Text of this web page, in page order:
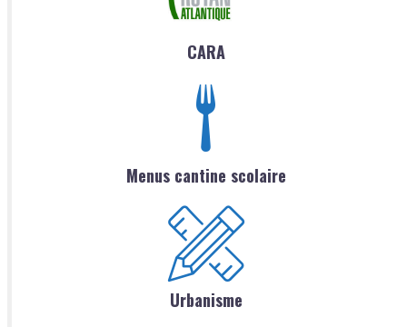
CARA
Menus cantine scolaire
Urbanisme